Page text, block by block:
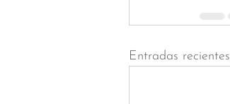
Entradas recientes